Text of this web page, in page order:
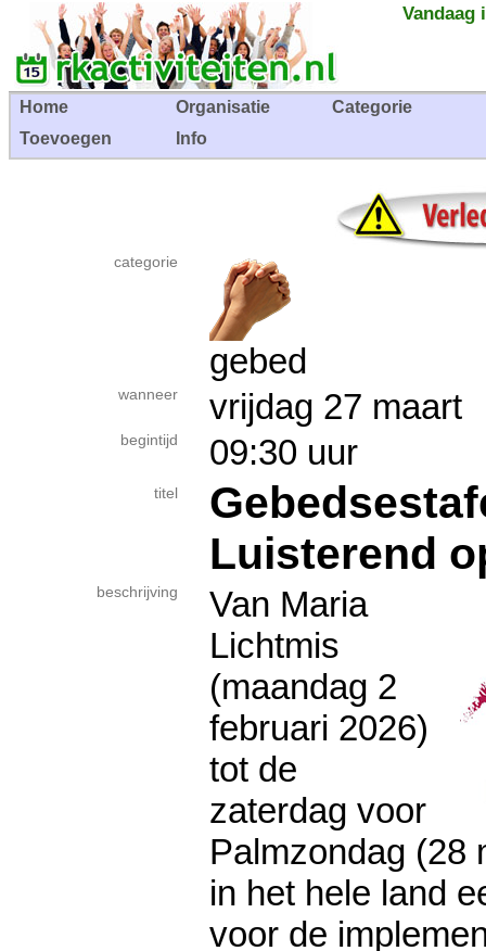
Vandaag
Home Organisatie
Categorie
Toevoegen
Info
categorie
gebed
wanneer vrijdag 27
begintijd 09:30 uur
titel
Luisterend
beschrijving
Van Maria
Lichtmis
(maandag 2
februari 2026)
tot de
zaterdag voor
Palmzondag (28
in het hele land
voor de